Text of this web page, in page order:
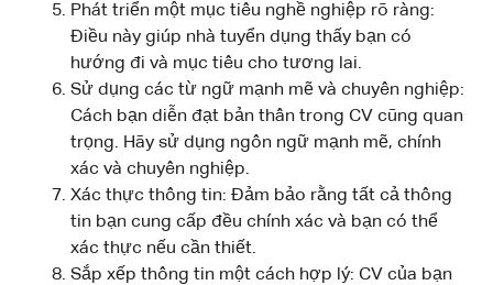
Phát triển một mục tiêu nghề nghiệp rõ ràng:
Điều này giúp nhà tuyển dụng thấy bạn có
hướng đi và mục tiêu cho tương lai.
Sử dụng các từ ngữ mạnh mẽ và chuyên nghiệp:
Cách bạn diễn đạt bản thân trong CV cũng quan
trọng. Hãy sử dụng ngôn ngữ mạnh mẽ, chính
xác và chuyên nghiệp.
Xác thực thông tin: Đảm bảo rằng tất cả thông
tin bạn cung cấp đều chính xác và bạn có thể
xác thực nếu cần thiết.
Sắp xếp thông tin một cách hợp lý: CV của bạn